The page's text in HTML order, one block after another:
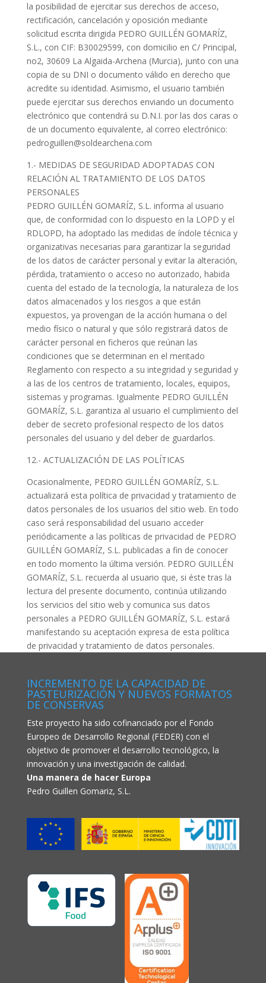
la posibilidad de ejercitar sus derechos de acceso,
rectificación, cancelación y oposición mediante
solicitud escrita dirigida PEDRO GUILLÉN GOMARÍZ,
S.L., con CIF: B30029599, con domicilio en C/ Principal,
no2, 30609 La Algaida-Archena (Murcia), junto con una
copia de su DNI o documento válido en derecho que
acredite su identidad. Asimismo, el usuario también
puede ejercitar sus derechos enviando un documento
electrónico que contendrá su D.N.I. por las dos caras o
de un documento equivalente, al correo electrónico:
pedroguillen@soldearchena.com
1.- MEDIDAS DE SEGURIDAD ADOPTADAS CON
RELACIÓN AL TRATAMIENTO DE LOS DATOS
PERSONALES
PEDRO GUILLÉN GOMARÍZ, S.L. informa al usuario
que, de conformidad con lo dispuesto en la LOPD y el
RDLOPD, ha adoptado las medidas de índole técnica y
organizativas necesarias para garantizar la seguridad
de los datos de carácter personal y evitar la alteración,
pérdida, tratamiento o acceso no autorizado, habida
cuenta del estado de la tecnología, la naturaleza de los
datos almacenados y los riesgos a que están
expuestos, ya provengan de la acción humana o del
medio físico o natural y que sólo registrará datos de
carácter personal en ficheros que reúnan las
condiciones que se determinan en el meritado
Reglamento con respecto a su integridad y seguridad y
a las de los centros de tratamiento, locales, equipos,
sistemas y programas. Igualmente PEDRO GUILLÉN
GOMARÍZ, S.L. garantiza al usuario el cumplimiento del
deber de secreto profesional respecto de los datos
personales del usuario y del deber de guardarlos.
12.- ACTUALIZACIÓN DE LAS POLÍTICAS
Ocasionalmente, PEDRO GUILLÉN GOMARÍZ, S.L.
actualizará esta política de privacidad y tratamiento de
datos personales de los usuarios del sitio web. En todo
caso será responsabilidad del usuario acceder
periódicamente a las políticas de privacidad de PEDRO
GUILLÉN GOMARÍZ, S.L. publicadas a fin de conocer
en todo momento la última versión. PEDRO GUILLÉN
GOMARÍZ, S.L. recuerda al usuario que, si éste tras la
lectura del presente documento, continúa utilizando
los servicios del sitio web y comunica sus datos
personales a PEDRO GUILLÉN GOMARÍZ, S.L. estará
manifestando su aceptación expresa de esta política
de privacidad y tratamiento de datos personales.
INCREMENTO DE LA CAPACIDAD DE
PASTEURIZACIÓN Y NUEVOS FORMATOS
DE CONSERVAS
Este proyecto ha sido cofinanciado por el Fondo
Europeo de Desarrollo Regional (FEDER) con el
objetivo de promover el desarrollo tecnológico, la
innovación y una investigación de calidad.
Una manera de hacer Europa
Pedro Guillen Gomariz, S.L.